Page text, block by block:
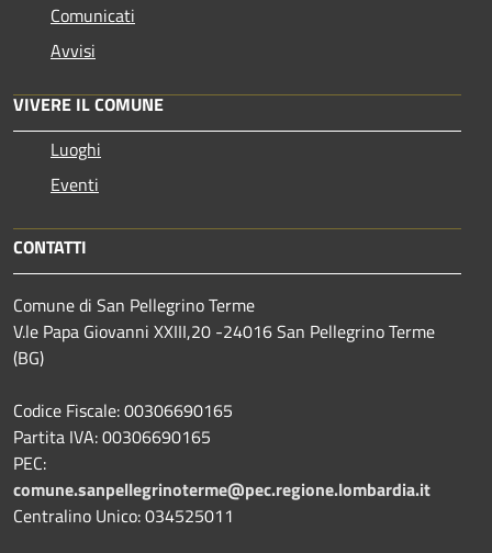
Comunicati
Avvisi
VIVERE IL COMUNE
Luoghi
Eventi
CONTATTI
Comune di San Pellegrino Terme
V.le Papa Giovanni XXIII,20 -24016 San Pellegrino Terme
(BG)
Codice Fiscale: 00306690165
Partita IVA: 00306690165
PEC:
comune.sanpellegrinoterme@pec.regione.lombardia.it
Centralino Unico: 034525011